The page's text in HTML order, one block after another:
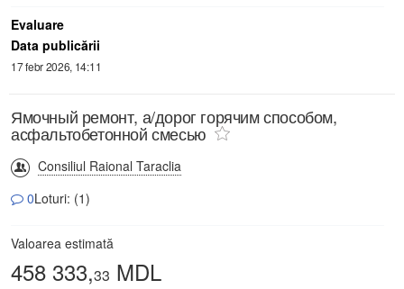
Evaluare
Data publicării
17 febr 2026, 14:11
Ямочный ремонт, а/дорог горячим способом,
асфальтобетонной смесью
Consiliul Raional Taraclia
0Loturi: (1)
Valoarea estimată
458 333,33 MDL